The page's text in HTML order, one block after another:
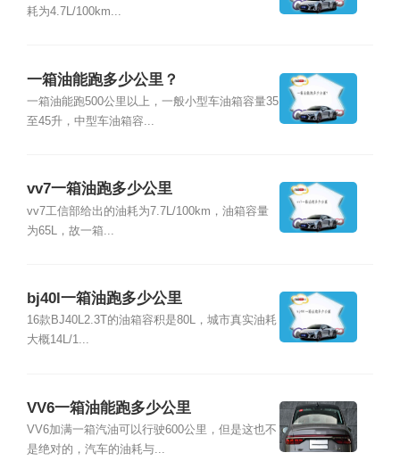
耗为4.7L/100km...
一箱油能跑多少公里？
一箱油能跑500公里以上，一般小型车油箱容量35
至45升，中型车油箱容...
vv7一箱油跑多少公里
vv7工信部给出的油耗为7.7L/100km，油箱容量
为65L，故一箱...
bj40l一箱油跑多少公里
16款BJ40L2.3T的油箱容积是80L，城市真实油耗
大概14L/1...
VV6一箱油能跑多少公里
VV6加满一箱汽油可以行驶600公里，但是这也不
是绝对的，汽车的油耗与...